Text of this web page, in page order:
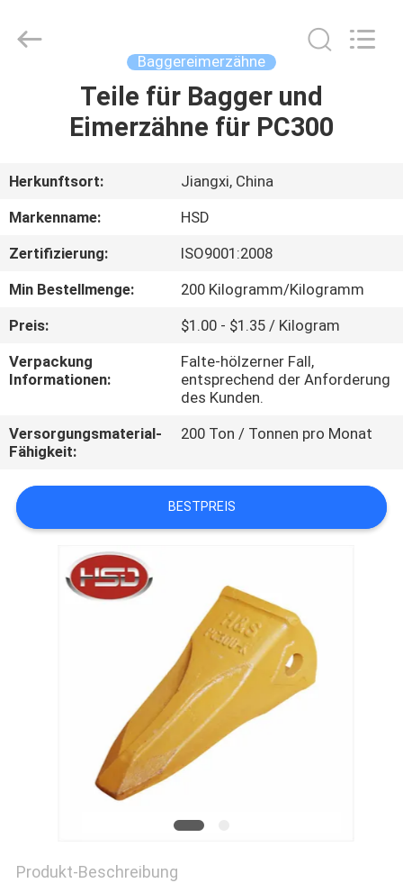
ÜBER
UNS
FABRIK-
AUSFLUG
QUALITÄTSKONTROLLE
TRETEN
MIT
UNS
VERBINDUNG
SITEMAP
PRIVACY
Parts
Co.,Ltd.
Baggereimerzähne
Teile für Bagger und
Eimerzähne für PC300
Herkunftsort:
Jiangxi, China
Markenname:
HSD
Zertifizierung:
ISO9001:2008
Min Bestellmenge:
200 Kilogramm/Kilogramm
Preis:
$1.00 - $1.35 / Kilogram
Verpackung
Informationen:
Falte-hölzerner Fall,
entsprechend der Anforderung
des Kunden.
Versorgungsmaterial-
Fähigkeit:
200 Ton / Tonnen pro Monat
BESTPREIS
Produkt-Beschreibung